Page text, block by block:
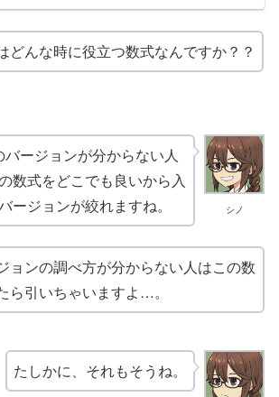
どんな時に役立つ数式なんですか？？
シノ
バージョンが分からない人
数式をどこでも良いから入
ージョンが絞れますね。
ョンの調べ方が分からない人はこの数
ら引いちゃいますよ…。
たしかに、それもそうね。